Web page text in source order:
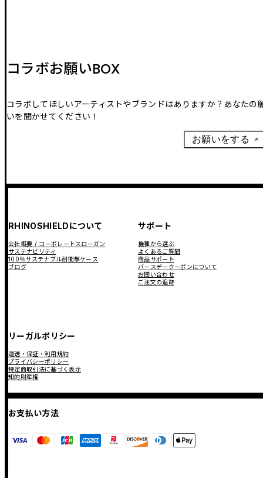
コラボお願いBOX
コラボしてほしいアーティストやブランドはありますか？あなたの
いを聞かせてください！
お願いをする
RHINOSHIELDについて
会社概要 / コーポレートスローガン
サステナビリティ
100％サステナブル耐衝撃ケース
ブログ
サポート
機種から選ぶ
よくあるご質問
商品サポート
バースデークーポンについて
お問い合わせ
ご注文の追跡
リーガルポリシー
運送・保証・利用規約
プライバシーポリシー
特定商取引法に基づく表示
知的財産権
お支払い方法